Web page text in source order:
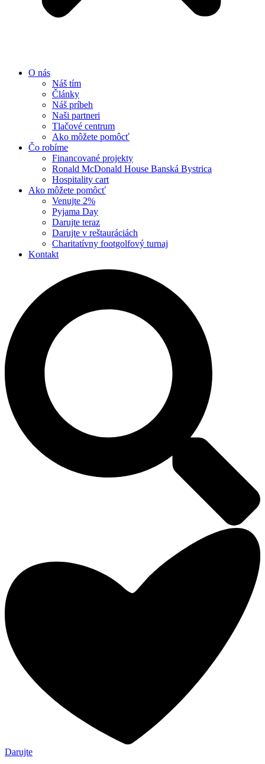
O nás
Náš tím
Články
Náš príbeh
Naši partneri
Tlačové centrum
Ako môžete pomôcť
Čo robíme
Financované projekty
Ronald McDonald House Banská Bystrica
Hospitality cart
Ako môžete pomôcť
Venujte 2%
Pyjama Day
Darujte teraz
Darujte v reštauráciách
Charitatívny footgolfový turnaj
Kontakt
Darujte